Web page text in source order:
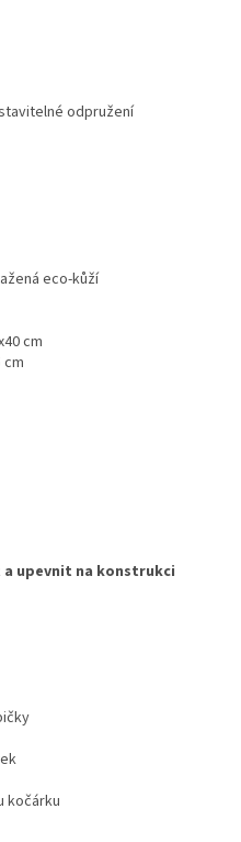
odpružení
eco-kůží
cm
upevnit na konstrukci
kočárku